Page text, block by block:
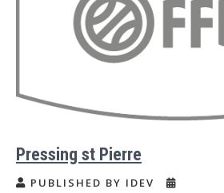
Pressing st Pierre
PUBLISHED BY IDEV